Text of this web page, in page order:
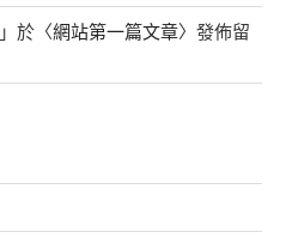
」於〈網站第一篇文章〉發佈留